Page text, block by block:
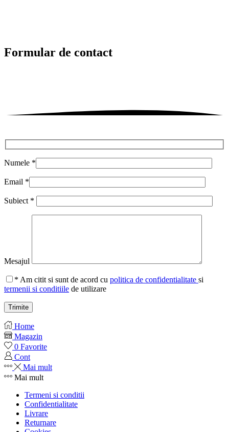
Formular de contact
Numele *
Email *
Subiect *
Mesajul
* Am citit si sunt de acord cu politica de confidentialitate si
termenii si conditiile de utilizare
Home
Magazin
0 Favorite
Cont
Mai mult
Mai mult
Termeni si conditii
Confidentialitate
Livrare
Returnare